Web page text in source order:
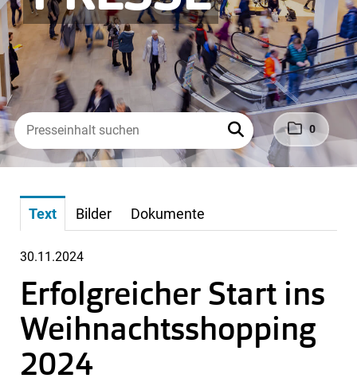
0
Text Bilder Dokumente
30.11.2024
Erfolgreicher Start ins
Weihnachtsshopping
2024